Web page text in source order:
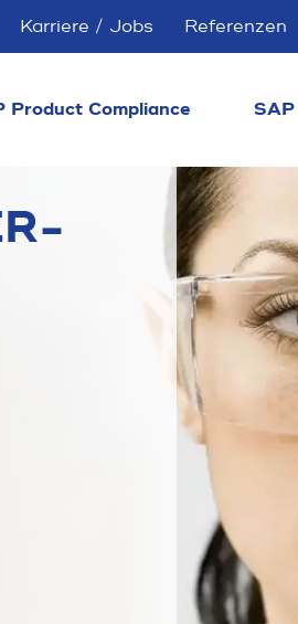
Karriere / Jobs Referenzen
Product Compliance SAP